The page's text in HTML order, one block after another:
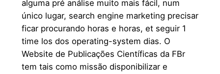
alguma pré análise muito mais fácil, num
único lugar, search engine marketing precisar
ficar procurando horas e horas, et seguir 1
time los dos operating-system dias. O
Website de Publicações Científicas da FBr
tem tais como missão disponibilizar e